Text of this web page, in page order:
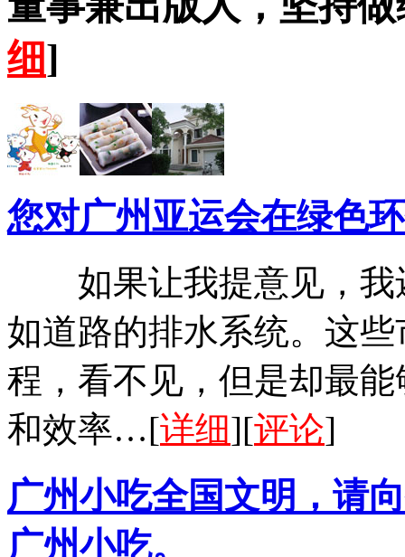
细]
您对广州亚运会在绿色
如果让我提意见，我
如道路的排水系统。这
程，看不见，但是却最
和效率…[详细][评论]
广州小吃全国文明，请
广州小吃。